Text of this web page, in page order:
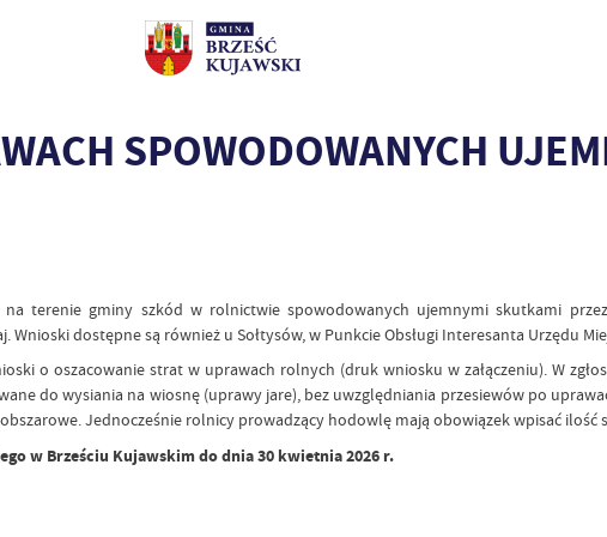
SPOWODOWANYCH
terenie gminy szkód w rolnictwie spowodowanych ujemnymi skutkami
dostępne są również u Sołtysów, w Punkcie Obsługi Interesanta Urzędu
o oszacowanie strat w uprawach rolnych (druk wniosku w załączeniu). W
do wysiania na wiosnę (uprawy jare), bez uwzględniania przesiewów po
Jednocześnie rolnicy prowadzący hodowlę mają obowiązek wpisać
w Brześciu Kujawskim do dnia 30 kwietnia 2026 r.